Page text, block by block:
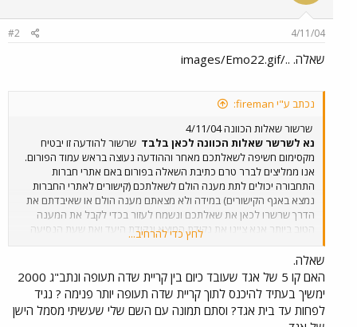
4/11/04
#2
שאלה. ../images/Emo22.gif
נכתב ע"י fireman:
שרשור שאלות הכוונה 4/11/04
נא לשרשר שאלות הכוונה לכאן בלבד שרשור להודעה זו יבטיח
מקסימום חשיפה לשאלתכם מאחר וההודעה נעוצה בראש עמוד הפורום.
אנו ממליצים לברר טרם כתיבת השאלה בפורום באם אתרי חברות
התחבורה יכולים לתת מענה הולם לשאלתכם (קישורים לאתרי החברות
נמצא באגף הקישורים) במידה ולא מצאתם מענה הולם או שאיבדתם את
הדרך שרשרו לכאן את שאלתכם ונשמח לעזור בכדי לקבל את המענה
הטוב ביותר אנא ציינו את נקודת המוצא ונקודת היעד ואת שעת הנסיעה
המשוערת בכדי שנוכל לתת לכם את התשובה הטובה ביותר* *ההכוונה
מתבססת על ידע אישי ומידע הנשלף מאתרי חברות התחבורה, הנהלת
הפורום וחבריו מסירים מעצמם את האחריות על כל נזק שעלול להגרם
במישירן או בעקיפין כתוצאה מההכוונה. השרשור מיועד לשאלות הכוונה
בלבד. נא לא לשרשר נושאים אחרים שכן אלו יימחקו באופן גורף, לתשומת
לבכם ! נסיעה טובה. מצורף שרשור הכוונה3/11/2004
לחץ כדי להרחיב...
שאלה.
האם קו 5 של אגד שעובד כיום בין קריית שדה תעופה ונתב"ג 2000
ימשיך בעתיד להיכנס לתוך קריית שדה תעופה יותר פנימה ? נגיד
לפחות עד בית אגד? וסתם תמונה עם השם שלי שעשיתי מסמל הישן